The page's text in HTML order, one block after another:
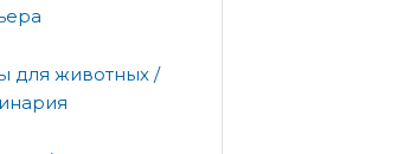
для животных /